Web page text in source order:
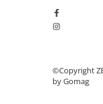
©Copyright
by Gomag